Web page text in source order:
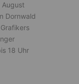
Dornwald
18 Uhr